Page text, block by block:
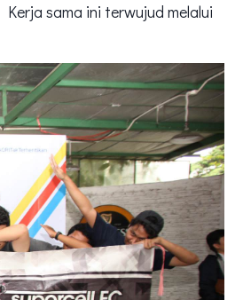
sama ini terwujud melalui